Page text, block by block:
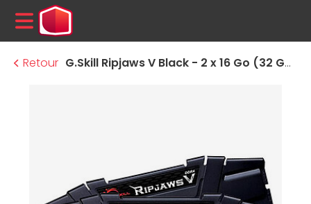
MENU
Retour
G.Skill Ripjaws V Black - 2 x 16 Go (32 Go) - DDR4 3600 MHz CL18